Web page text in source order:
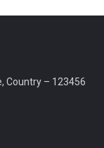
Country – 123456